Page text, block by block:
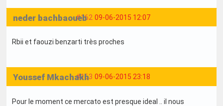
#162 09-06-2015 12:07
neder bachbaoueb
Rbii et faouzi benzarti très proches
#163 09-06-2015 23:18
Youssef Mkachakh
Pour le moment ce mercato est presque ideal .. il nous